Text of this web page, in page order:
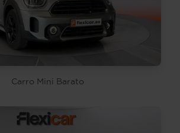
Carro Mini Barato